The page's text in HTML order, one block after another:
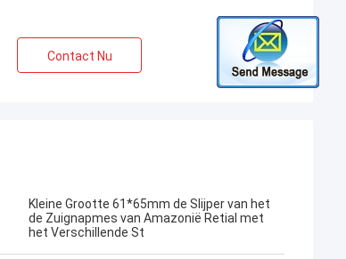
Contact Nu
Kleine Grootte 61*65mm de Slijper van het
de Zuignapmes van Amazonië Retial met
het Verschillende St